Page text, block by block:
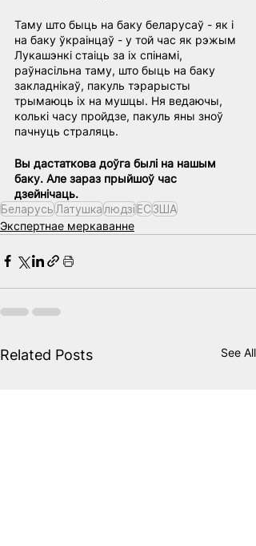
Таму што быць на баку беларусаў - як і
на баку ўкраінцаў - у той час як рэжым
Лукашэнкі стаіць за іх спінамі,
раўнасільна таму, што быць на баку
закладнікаў, пакуль тэрарысты
трымаюць іх на мушцы. Ня ведаючы,
колькі часу пройдзе, пакуль яны зноў
пачнуць страляць.
Вы дастаткова доўга былі на нашым
баку. Але зараз прыйшоў час
дзейнічаць.
БеларусьЛатушкалюдзіЕСЗША
Экспертнае меркаванне
Related Posts See All